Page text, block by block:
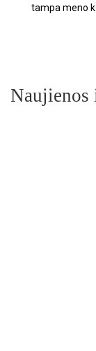
tampa meno
Naujienos